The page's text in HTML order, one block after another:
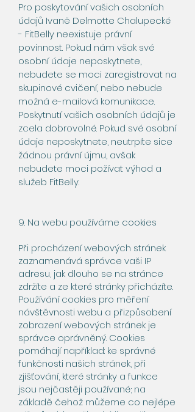
Pro poskytování vašich osobních
údajů Ivaně Delmotte Chalupecké
- FitBelly neexistuje právní
povinnost. Pokud nám však své
osobní údaje neposkytnete,
nebudete se moci zaregistrovat na
skupinové cvičení, nebo nebude
možná e-mailová komunikace.
Poskytnutí vašich osobních údajů je
zcela dobrovolné. Pokud své osobní
údaje neposkytnete, neutrpíte sice
žádnou právní újmu, avšak
nebudete moci požívat výhod a
služeb FitBelly.
9. Na webu používáme cookies
Při procházení webových stránek
zaznamenává správce vaši IP
adresu, jak dlouho se na stránce
zdržíte a ze které stránky přicházíte.
Používání cookies pro měření
návštěvnosti webu a přizpůsobení
zobrazení webových stránek je
správce oprávněný. Cookies
pomáhají například: ke správné
funkčnosti našich stránek, při
zjišťování, které stránky a funkce
jsou nejčastěji používané; na
základě čehož můžeme co nejlépe